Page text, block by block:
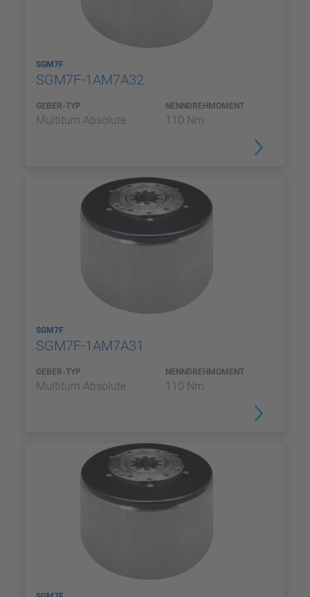
SGM7F
SGM7F-1AM7A32
GEBER-TYP
Multiturn Absolute
NENNDREHMOMENT
110 Nm
SGM7F
SGM7F-1AM7A31
GEBER-TYP
Multiturn Absolute
NENNDREHMOMENT
110 Nm